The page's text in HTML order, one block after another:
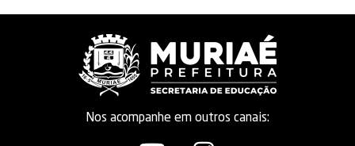
Nos acompanhe em outros canais: